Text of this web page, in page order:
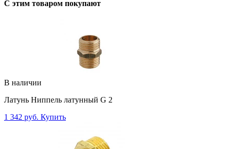
C этим товаром покупают
В наличии
Латунь Ниппель латунный G 2
1 342 руб. Купить